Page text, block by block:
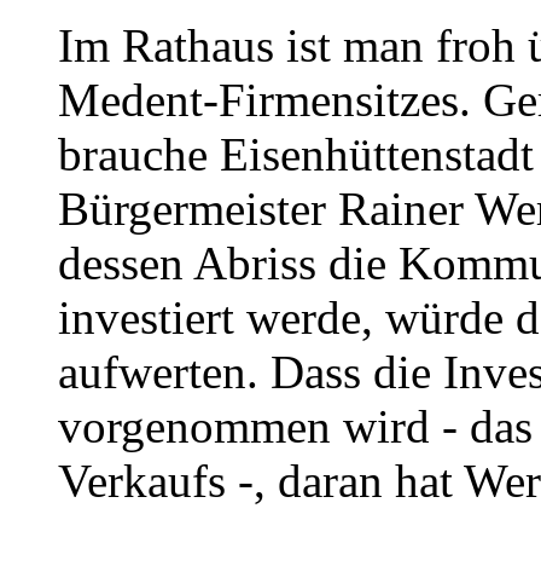
Im Rathaus ist man froh
Medent-Firmensitzes.
brauche
Bürgermeister Rainer
dessen Abriss die
investiert werde, würde
aufwerten. Dass die
vorgenommen wird -
Verkaufs -, daran hat